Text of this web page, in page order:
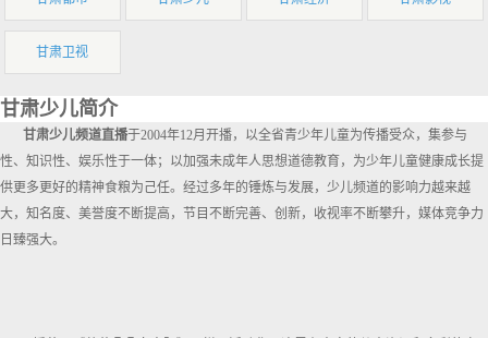
甘肃卫视
甘肃少儿简介
甘肃少儿频道直播于2004年12月开播，以全省青少年儿童为传播受众，集参与
性、知识性、娱乐性于一体；以加强未成年人思想道德教育，为少年儿童健康成长提
供更多更好的精神食粮为己任。经过多年的锤炼与发展，少儿频道的影响力越来越
大，知名度、美誉度不断提高，节目不断完善、创新，收视率不断攀升，媒体竞争力
日臻强大。